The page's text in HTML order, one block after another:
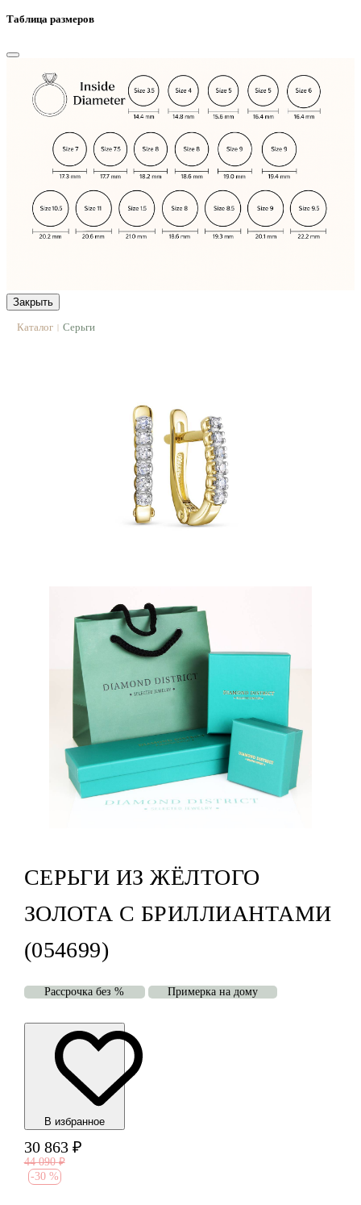
Таблица размеров
Закрыть
Каталог | Серьги
СЕРЬГИ ИЗ ЖЁЛТОГО
ЗОЛОТА С БРИЛЛИАНТАМИ
(054699)
Рассрочка без % Примерка на дому
В избранноe
30 863 ₽
44 090 ₽
-30 %